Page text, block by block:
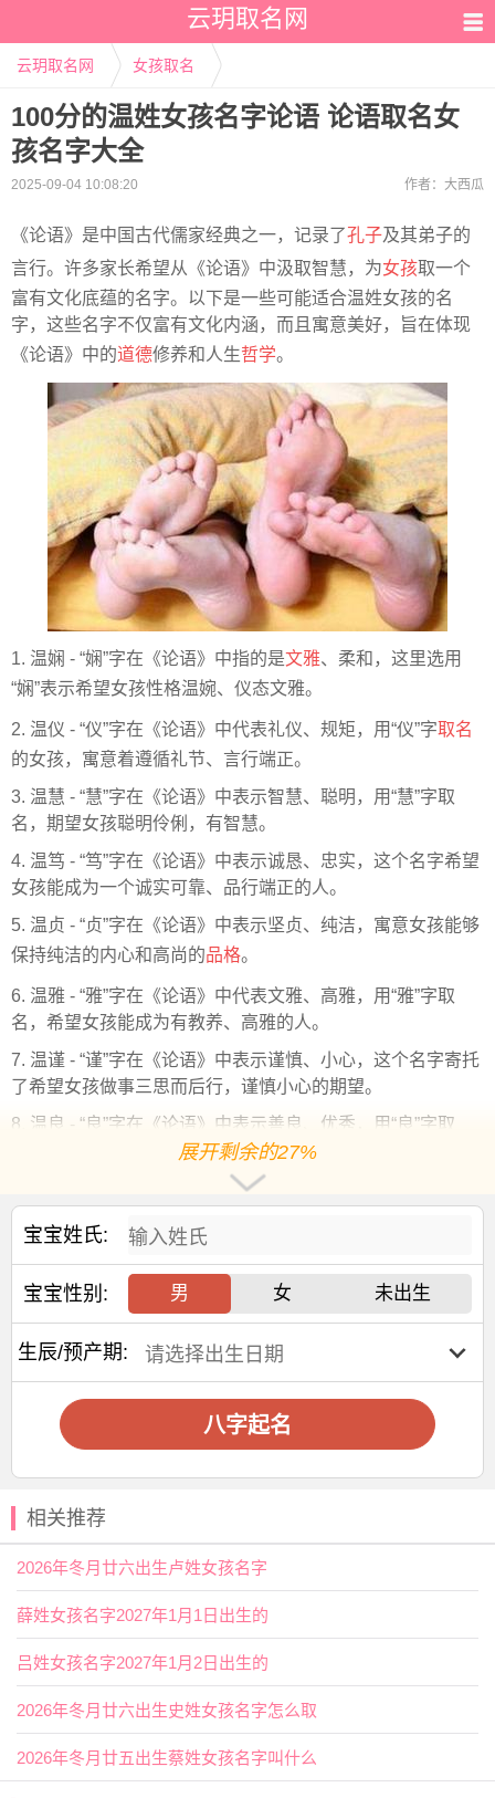
云玥取名网
云玥取名网 女孩取名
100分的温姓女孩名字论语 论语取名女
孩名字大全
2025-09-04 10:08:20 作者： 大西瓜
《论语》是中国古代儒家经典之一，记录了孔子及其弟子的
言行。许多家长希望从《论语》中汲取智慧，为女孩取一个
富有文化底蕴的名字。以下是一些可能适合温姓女孩的名
字，这些名字不仅富有文化内涵，而且寓意美好，旨在体现
《论语》中的道德修养和人生哲学。
1. 温娴 - “娴”字在《论语》中指的是文雅、柔和，这里选用
“娴”表示希望女孩性格温婉、仪态文雅。
2. 温仪 - “仪”字在《论语》中代表礼仪、规矩，用“仪”字取名
的女孩，寓意着遵循礼节、言行端正。
3. 温慧 - “慧”字在《论语》中表示智慧、聪明，用“慧”字取
名，期望女孩聪明伶俐，有智慧。
4. 温笃 - “笃”字在《论语》中表示诚恳、忠实，这个名字希望
女孩能成为一个诚实可靠、品行端正的人。
5. 温贞 - “贞”字在《论语》中表示坚贞、纯洁，寓意女孩能够
保持纯洁的内心和高尚的品格。
6. 温雅 - “雅”字在《论语》中代表文雅、高雅，用“雅”字取
名，希望女孩能成为有教养、高雅的人。
7. 温谨 - “谨”字在《论语》中表示谨慎、小心，这个名字寄托
了希望女孩做事三思而后行，谨慎小心的期望。
8. 温良 - “良”字在《论语》中表示善良、优秀，用“良”字取
名，寓意女孩心地善良，品质优秀。
9. 温静 - “静”字在《论语》中代表安静、平和，这个名字寄托
了希望女孩能够心态平和，生活宁静的愿望。
10. 温淑 - “淑”字在《论语》中表示贤淑、温和，用“淑”字取
名，期望女孩能够拥有贤淑的品德和温和的性格。
11. 温宜 - “宜”字在《论语》中表示适宜、恰当，这个名字希
望女孩能够懂得审时度势，做事得当。
12. 温真 - “真”字在《论语》中表示真诚、真实，期待女孩能
够真诚待人，表里如一。
13. 温温 - 双“温”字取名，既体现了姓氏，又寓意女孩性格温
和，给予人温暖的感觉。
14. 温惠 - “惠”字在《论语》中表示仁爱、恩惠，这个名字希
望女孩能够心怀仁爱，给予他人帮助和关爱。
15. 温贤 - “贤”字在《论语》中表示贤德、贤能，用“贤”字取
为女孩取名是一件既有趣又富有挑战的事情，名字不仅仅是
一个人的标识，更承载着父母对孩子未来的期望和祝福。从
《论语》中汲取灵感，结合温姓的特色，可以创造出既符合
传统文化又具有个性的名字。在取名时，还应考虑名字的读
音、含义与家族 传统、个人喜好等因素，以确保名字的独特
性和适宜性。
展开剩余的27%
宝宝姓氏:
宝宝性别: 男 女 未出生
生辰/预产期:
八字起名
相关推荐
2026年冬月廿六出生卢姓女孩名字
薛姓女孩名字2027年1月1日出生的
吕姓女孩名字2027年1月2日出生的
2026年冬月廿六出生史姓女孩名字怎么取
2026年冬月廿五出生蔡姓女孩名字叫什么